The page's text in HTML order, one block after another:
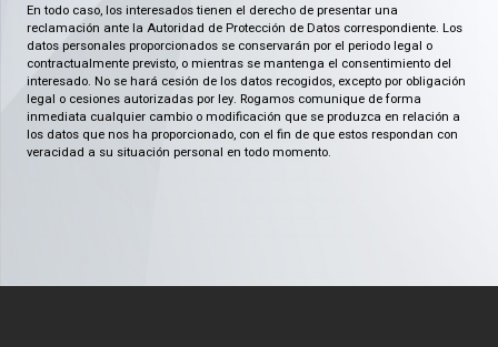
En todo caso, los interesados tienen el derecho de presentar una
reclamación ante la Autoridad de Protección de Datos correspondiente. Los
datos personales proporcionados se conservarán por el periodo legal o
contractualmente previsto, o mientras se mantenga el consentimiento del
interesado. No se hará cesión de los datos recogidos, excepto por obligación
legal o cesiones autorizadas por ley. Rogamos comunique de forma
inmediata cualquier cambio o modificación que se produzca en relación a
los datos que nos ha proporcionado, con el fin de que estos respondan con
veracidad a su situación personal en todo momento.